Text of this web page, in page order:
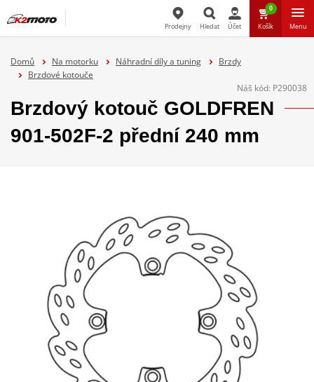
Prodejny Hledat Účet
0
Košík Menu
Domů Na motorku Náhradní díly a tuning
Brzdy
Brzdové kotouče
Náš kód: P290038
Brzdový kotouč GOLDFREN
901-502F-2 přední 240 mm